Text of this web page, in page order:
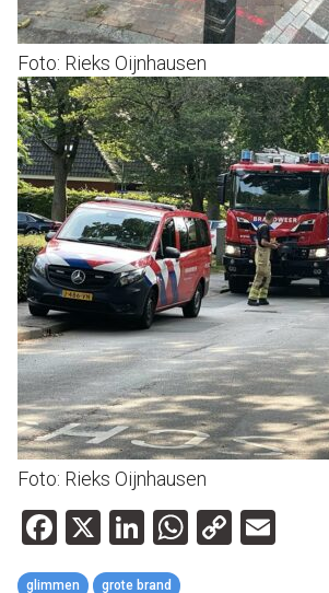
Foto: Rieks Oijnhausen
Foto: Rieks Oijnhausen
Facebook
X LinkedIn
WhatsApp
Copy
glimmen grote brand